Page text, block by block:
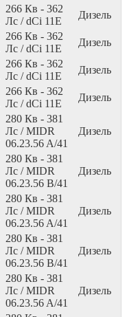
266 Кв - 362
Лс / dCi 11E
Дизель
266 Кв - 362
Лс / dCi 11E
Дизель
266 Кв - 362
Лс / dCi 11E
Дизель
266 Кв - 362
Лс / dCi 11E
Дизель
280 Кв - 381
Лс / MIDR
06.23.56 A/41
Дизель
280 Кв - 381
Лс / MIDR
06.23.56 B/41
Дизель
280 Кв - 381
Лс / MIDR
06.23.56 A/41
Дизель
280 Кв - 381
Лс / MIDR
06.23.56 B/41
Дизель
280 Кв - 381
Лс / MIDR
06.23.56 A/41
Дизель